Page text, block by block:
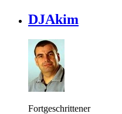
DJAkim
Fortgeschrittener